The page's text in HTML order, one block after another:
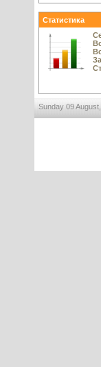
Статистика
Sunday 09